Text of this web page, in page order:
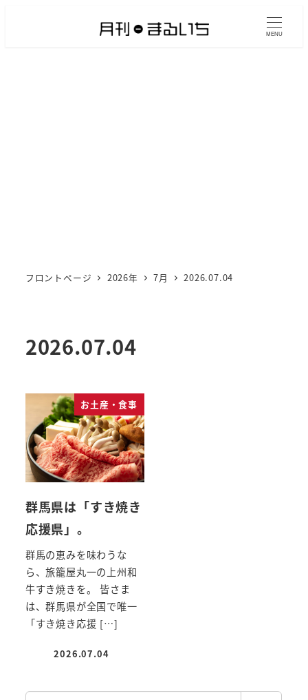
MENU
フロントページ 2026年 7月 2026.07.04
2026.07.04
お土産・食事
群馬県は「すき焼き
応援県」。
群馬の恵みを味わうな
ら、旅籠屋丸一の上州和
牛すき焼きを。 皆さま
は、群馬県が全国で唯一
「すき焼き応援 […]
投稿日
2026.07.04